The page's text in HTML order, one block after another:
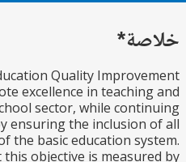
of Education Quality
promote excellence in
school sector, while
by ensuring the
of the basic education
this objective is